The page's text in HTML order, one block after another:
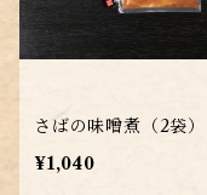
さばの味噌煮（2袋）
¥1,040